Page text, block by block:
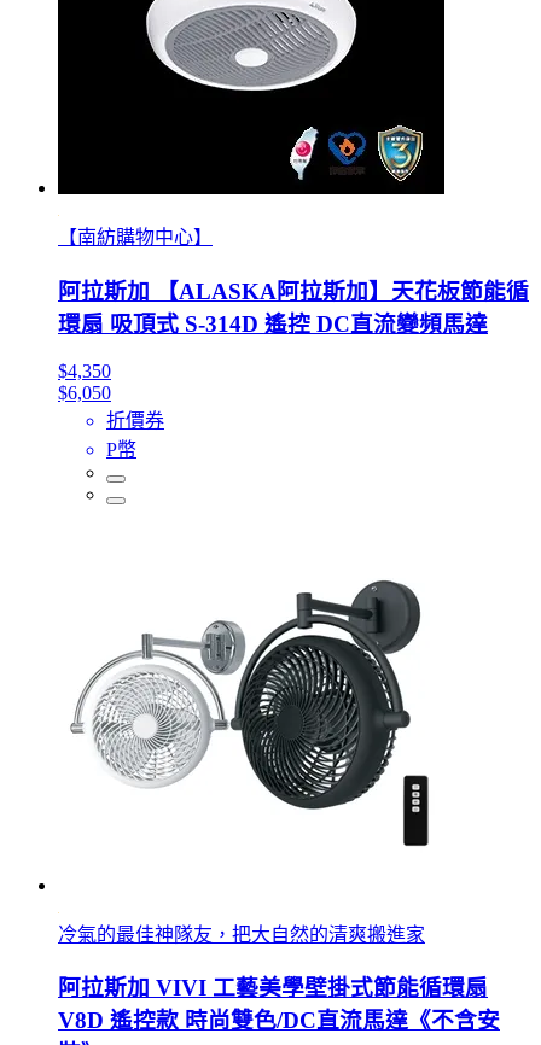
【南紡購物中心】
阿拉斯加 【ALASKA阿拉斯加】天花板節能循
環扇 吸頂式 S-314D 遙控 DC直流變頻馬達
$4,350
$6,050
折價券
P幣
冷氣的最佳神隊友，把大自然的清爽搬進家
阿拉斯加 VIVI 工藝美學壁掛式節能循環扇
V8D 遙控款 時尚雙色/DC直流馬達《不含安